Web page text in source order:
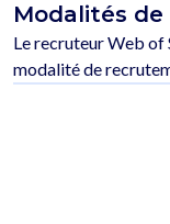
Modalités
Le recruteur Web of